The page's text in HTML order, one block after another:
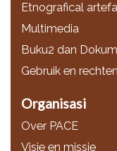
Etnografical
Multimedia
Buku2 dan
Gebruik en rechten
Organisasi
Over PACE
Visie en missie